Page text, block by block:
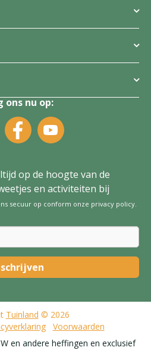
ons nu op:
op de hoogte van de
en activiteiten bij
secuur op conform onze privacy policy.
Tuinland © 2026
Voorwaarden
en andere heffingen en exclusief